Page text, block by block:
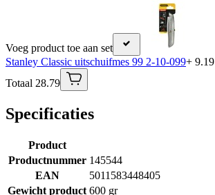
Voeg product toe aan set
Stanley Classic uitschuifmes 99 2-10-099+ 9.19
Totaal 28.79
Specificaties
Product
Productnummer 145544
EAN
5011583448405
Gewicht product 600 gr